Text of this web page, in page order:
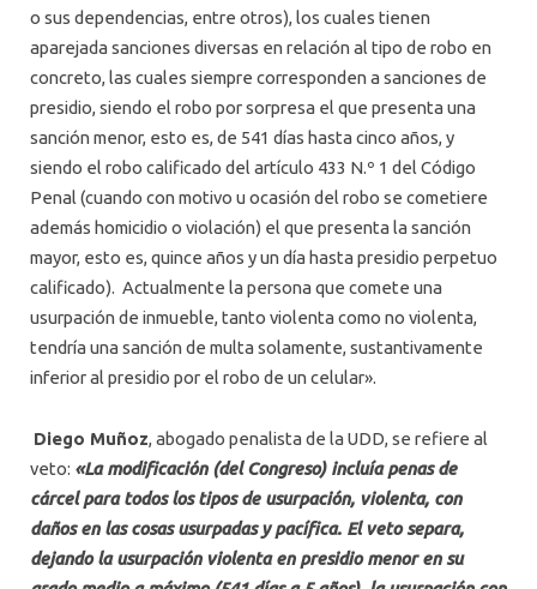
o sus dependencias, entre otros), los cuales tienen
aparejada sanciones diversas en relación al tipo de robo en
concreto, las cuales siempre corresponden a sanciones de
presidio, siendo el robo por sorpresa el que presenta una
sanción menor, esto es, de 541 días hasta cinco años, y
siendo el robo calificado del artículo 433 N.º 1 del Código
Penal (cuando con motivo u ocasión del robo se cometiere
además homicidio o violación) el que presenta la sanción
mayor, esto es, quince años y un día hasta presidio perpetuo
calificado). Actualmente la persona que comete una
usurpación de inmueble, tanto violenta como no violenta,
tendría una sanción de multa solamente, sustantivamente
inferior al presidio por el robo de un celular».
Diego Muñoz, abogado penalista de la UDD, se refiere al
veto: «La modificación (del Congreso) incluía penas de
cárcel para todos los tipos de usurpación, violenta, con
daños en las cosas usurpadas y pacífica. El veto separa,
dejando la usurpación violenta en presidio menor en su